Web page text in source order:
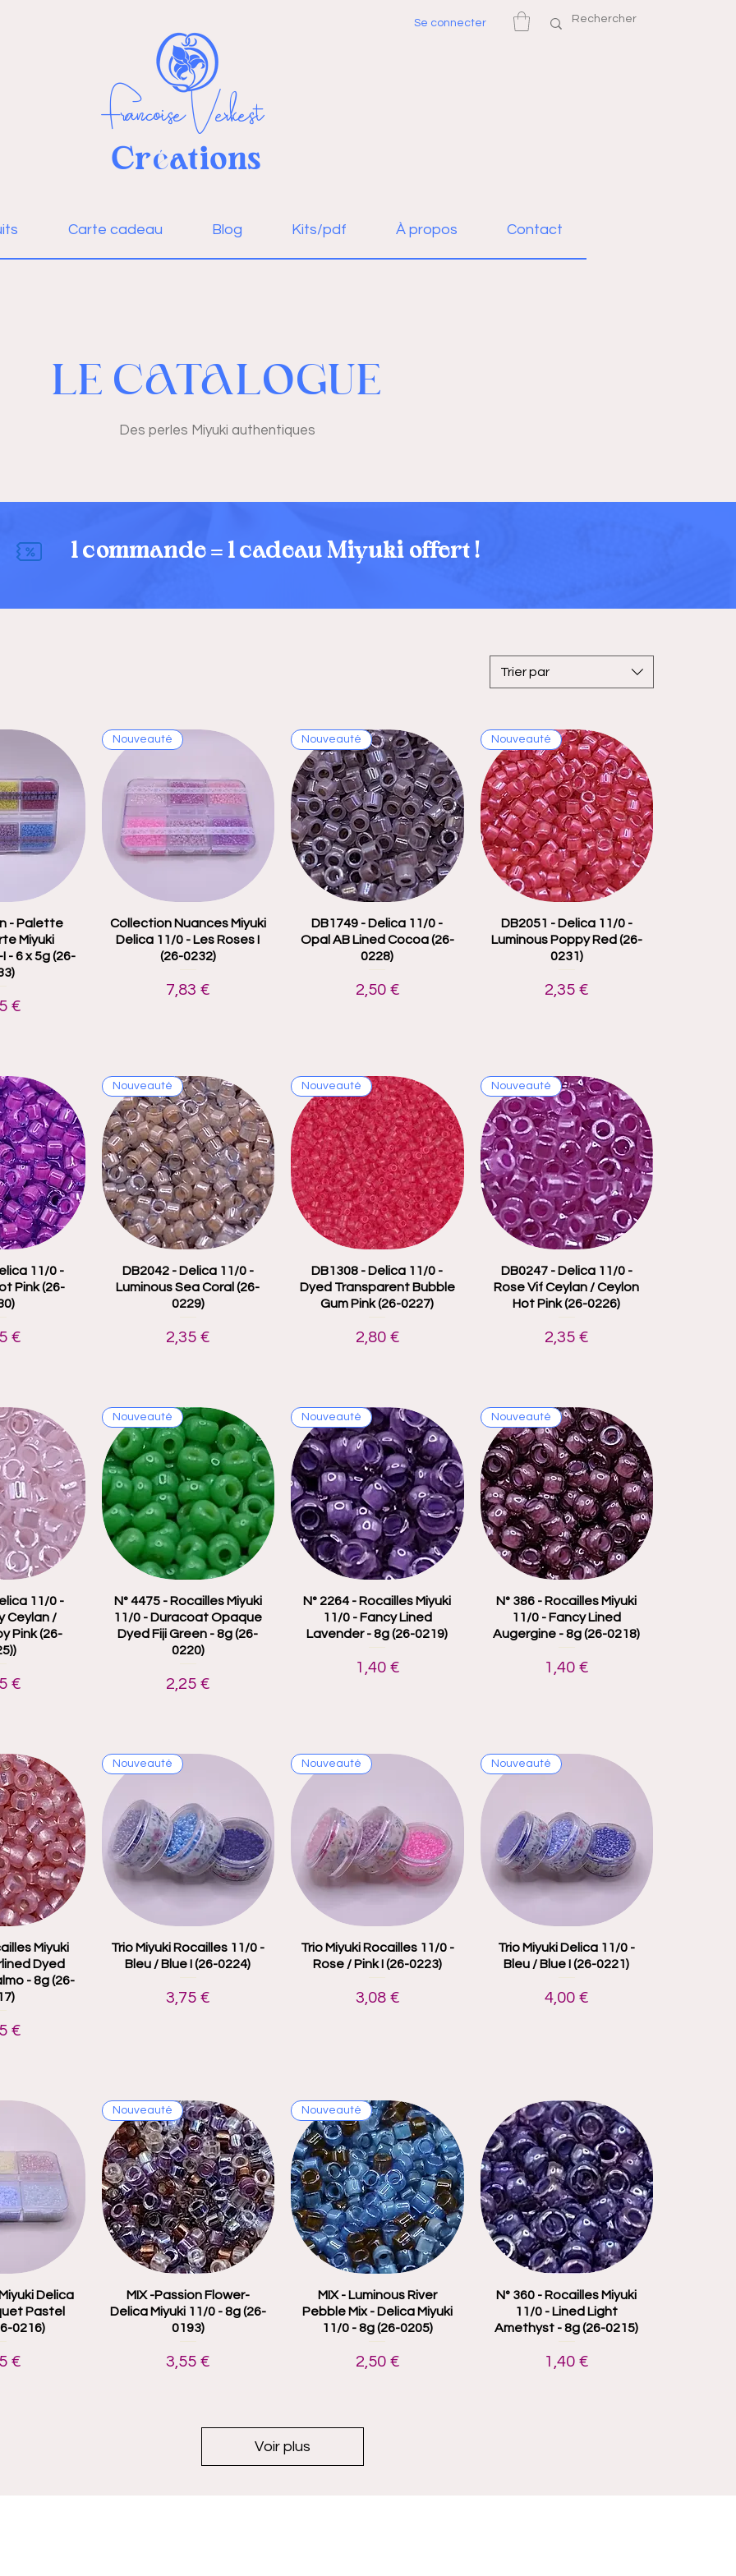
Se connecter
Françoise Verkest
Créations
Carte cadeau Blog Kits/pdf À propos Contact
LE CATALOGUE
Des perles Miyuki authentiques
1 commande = 1 cadeau Miyuki offert !
Trier par
rapide
- Palette
Miyuki
- 6 x 5g (26-
€
Aperçu rapide
Nouveauté
Collection Nuances Miyuki
Delica 11/0 - Les Roses I
(26-0232)
Prix
7,83 €
Aperçu rapide
Nouveauté
DB1749 - Delica 11/0 -
Opal AB Lined Cocoa (26-
0228)
Prix
2,50 €
Aperçu rapide
Nouveauté
DB2051 - Delica 11/0 -
Luminous Poppy Red (26-
0231)
Prix
2,35 €
11/0 -
Pink (26-
€
Aperçu rapide
Nouveauté
DB2042 - Delica 11/0 -
Luminous Sea Coral (26-
0229)
Prix
2,35 €
Aperçu rapide
Nouveauté
DB1308 - Delica 11/0 -
Dyed Transparent Bubble
Gum Pink (26-0227)
Prix
2,80 €
Aperçu rapide
Nouveauté
DB0247 - Delica 11/0 -
Rose Vif Ceylan / Ceylon
Hot Pink (26-0226)
Prix
2,35 €
11/0 -
Ceylan /
Pink (26-
€
Aperçu rapide
Nouveauté
N° 4475 - Rocailles Miyuki
11/0 - Duracoat Opaque
Dyed Fiji Green - 8g (26-
0220)
Prix
2,25 €
Aperçu rapide
Nouveauté
N° 2264 - Rocailles Miyuki
11/0 - Fancy Lined
Lavender - 8g (26-0219)
Prix
1,40 €
Aperçu rapide
Nouveauté
N° 386 - Rocailles Miyuki
11/0 - Fancy Lined
Augergine - 8g (26-0218)
Prix
1,40 €
rapideMiyuki
Dyed
- 8g (26-
€
Aperçu rapide
Nouveauté
Trio Miyuki Rocailles 11/0 -
Bleu / Blue I (26-0224)
Prix
3,75 €
Aperçu rapide
Nouveauté
Trio Miyuki Rocailles 11/0 -
Rose / Pink I (26-0223)
Prix
3,08 €
Aperçu rapide
Nouveauté
Trio Miyuki Delica 11/0 -
Bleu / Blue I (26-0221)
Prix
4,00 €
rapideDelica
Pastel
0216)
€
Aperçu rapide
Nouveauté
MIX -Passion Flower-
Delica Miyuki 11/0 - 8g (26-
0193)
Prix
3,55 €
Aperçu rapide
Nouveauté
MIX - Luminous River
Pebble Mix - Delica Miyuki
11/0 - 8g (26-0205)
Prix
2,50 €
Aperçu rapide
N° 360 - Rocailles Miyuki
11/0 - Lined Light
Amethyst - 8g (26-0215)
Prix
1,40 €
Voir plus